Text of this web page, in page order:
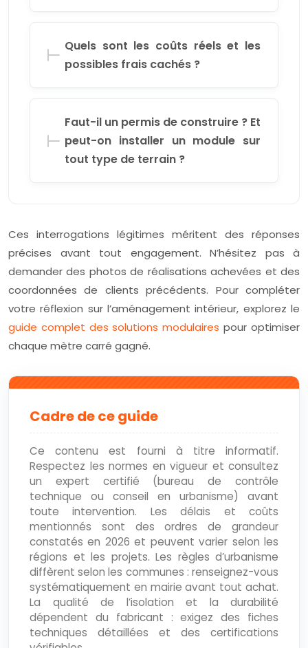
Quels sont les coûts réels et les
possibles frais cachés ?
Faut-il un permis de construire ? Et
peut-on installer un module sur
tout type de terrain ?
Ces interrogations légitimes méritent des réponses
précises avant tout engagement. N’hésitez pas à
demander des photos de réalisations achevées et des
coordonnées de clients précédents. Pour compléter
votre réflexion sur l’aménagement intérieur, explorez le
guide complet des solutions modulaires pour optimiser
chaque mètre carré gagné.
Cadre de ce guide
Ce contenu est fourni à titre informatif.
Respectez les normes en vigueur et consultez
un expert certifié (bureau de contrôle
technique ou conseil en urbanisme) avant
toute intervention. Les délais et coûts
mentionnés sont des ordres de grandeur
constatés en 2026 et peuvent varier selon les
régions et les projets. Les règles d’urbanisme
diffèrent selon les communes : renseignez-vous
systématiquement en mairie avant tout achat.
La qualité de l’isolation et la durabilité
dépendent du fabricant : exigez des fiches
techniques détaillées et des certifications